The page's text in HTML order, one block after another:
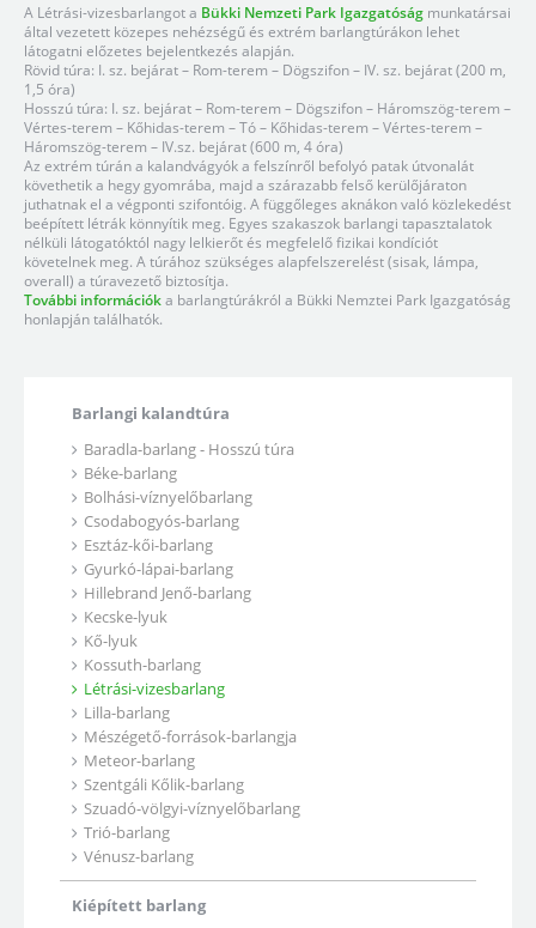
A Létrási-vizesbarlangot a Bükki Nemzeti Park Igazgatóság munkatársai
által vezetett közepes nehézségű és extrém barlangtúrákon lehet
látogatni előzetes bejelentkezés alapján.
Rövid túra: I. sz. bejárat – Rom-terem – Dögszifon – IV. sz. bejárat (200 m,
1,5 óra)
Hosszú túra: I. sz. bejárat – Rom-terem – Dögszifon – Háromszög-terem –
Vértes-terem – Kőhidas-terem – Tó – Kőhidas-terem – Vértes-terem –
Háromszög-terem – IV.sz. bejárat (600 m, 4 óra)
Az extrém túrán a kalandvágyók a felszínről befolyó patak útvonalát
követhetik a hegy gyomrába, majd a szárazabb felső kerülőjáraton
juthatnak el a végponti szifontóig. A függőleges aknákon való közlekedést
beépített létrák könnyítik meg. Egyes szakaszok barlangi tapasztalatok
nélküli látogatóktól nagy lelkierőt és megfelelő fizikai kondíciót
követelnek meg. A túrához szükséges alapfelszerelést (sisak, lámpa,
overall) a túravezető biztosítja.
További információka barlangtúrákról a Bükki Nemztei Park Igazgatóság
honlapján találhatók.
Barlangi kalandtúra
Baradla-barlang - Hosszú túra
Béke-barlang
Bolhási-víznyelőbarlang
Csodabogyós-barlang
Esztáz-kői-barlang
Gyurkó-lápai-barlang
Hillebrand Jenő-barlang
Kecske-lyuk
Kő-lyuk
Kossuth-barlang
Létrási-vizesbarlang
Lilla-barlang
Mészégető-források-barlangja
Meteor-barlang
Szentgáli Kőlik-barlang
Szuadó-völgyi-víznyelőbarlang
Trió-barlang
Vénusz-barlang
Kiépített barlang